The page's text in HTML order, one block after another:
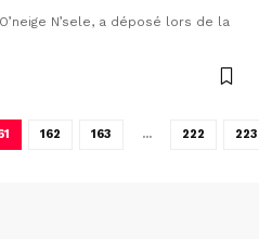
N’sele, a déposé lors de la
162 163 … 222 223